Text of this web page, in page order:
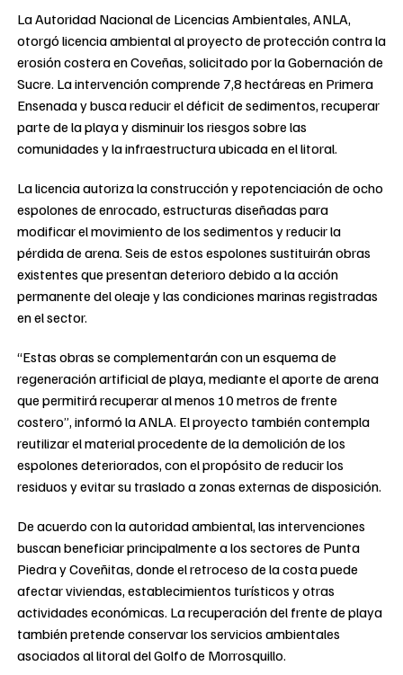
La Autoridad Nacional de Licencias Ambientales, ANLA,
otorgó licencia ambiental al proyecto de protección contra la
erosión costera en Coveñas, solicitado por la Gobernación de
Sucre. La intervención comprende 7,8 hectáreas en Primera
Ensenada y busca reducir el déficit de sedimentos, recuperar
parte de la playa y disminuir los riesgos sobre las
comunidades y la infraestructura ubicada en el litoral.
La licencia autoriza la construcción y repotenciación de ocho
espolones de enrocado, estructuras diseñadas para
modificar el movimiento de los sedimentos y reducir la
pérdida de arena. Seis de estos espolones sustituirán obras
existentes que presentan deterioro debido a la acción
permanente del oleaje y las condiciones marinas registradas
en el sector.
“Estas obras se complementarán con un esquema de
regeneración artificial de playa, mediante el aporte de arena
que permitirá recuperar al menos 10 metros de frente
costero”, informó la ANLA. El proyecto también contempla
reutilizar el material procedente de la demolición de los
espolones deteriorados, con el propósito de reducir los
residuos y evitar su traslado a zonas externas de disposición.
De acuerdo con la autoridad ambiental, las intervenciones
buscan beneficiar principalmente a los sectores de Punta
Piedra y Coveñitas, donde el retroceso de la costa puede
afectar viviendas, establecimientos turísticos y otras
actividades económicas. La recuperación del frente de playa
también pretende conservar los servicios ambientales
asociados al litoral del Golfo de Morrosquillo.